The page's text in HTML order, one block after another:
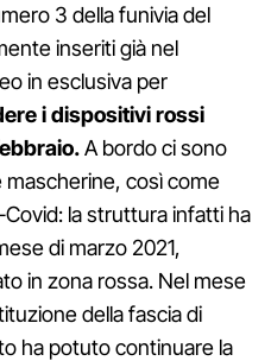
3 della funivia del
inseriti già nel
in esclusiva per
i dispositivi rossi
A bordo ci sono
mascherine, così come
la struttura infatti ha
di marzo 2021,
in zona rossa. Nel mese
della fascia di
ha potuto continuare la